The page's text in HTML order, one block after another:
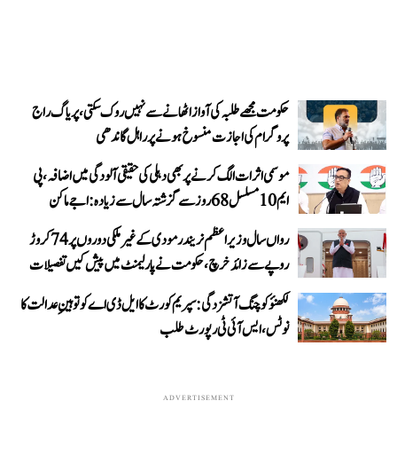
حکومت مجھے طلبہ کی آواز اٹھانے سے نہیں روک سکتی، پریاگ راج
پروگرام کی اجازت منسوخ ہونے پر راہل گاندھی
موسمی اثرات الگ کرنے پر بھی دہلی کی حقیقی آلودگی میں اضافہ، پی
ایم 10 مسلسل 68 روز سے گزشتہ سال سے زیادہ: اجے ماکن
رواں سال وزیر اعظم نریندر مودی کے غیر ملکی دوروں پر 74 کروڑ
روپے سے زائد خرچ، حکومت نے پارلیمنٹ میں پیش کیں تفصیلات
لکھنؤ کوچنگ آتشزدگی: سپریم کورٹ کا ایل ڈی اے کو توہینِ عدالت کا
نوٹس، ایس آئی ٹی رپورٹ طلب
ADVERTISEMENT